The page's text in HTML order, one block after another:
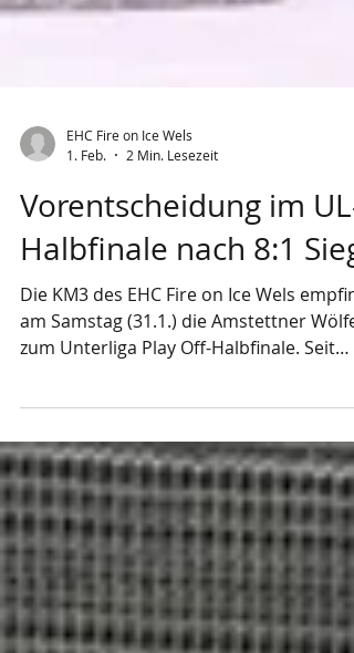
1. Feb.
2 Min. Lesezeit
Vorentscheidung im UL-
Halbfinale nach 8:1 Sieg
Die KM3 des EHC Fire on Ice Wels
Champions Hockey League Modus ( Hin-
und Rückspiel). Mit einem
8:1 Heimsieg ist der Grundstein für den
Finaleinzug gelegt. Das Rückspiel findet
am 14. Februar 2026 in Amstetten statt.
Fotocredit: Julia Keplinger Die Gastgeber
starteten bereits druckvoll in die Partie.
Nach knapp einer Minute traf Gabriel Le